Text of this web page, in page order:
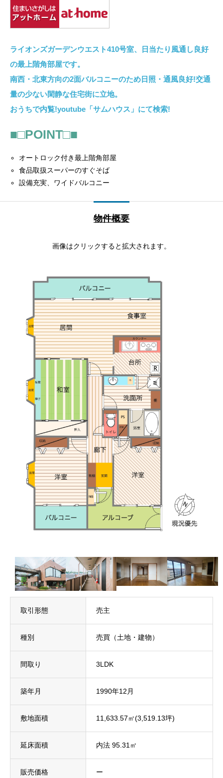
ライオンズガーデンウエスト410号室、日当たり風通し良好
の最上階角部屋です。
南西・北東方向の2面バルコニーのため日照・通風良好!交通
量の少ない閑静な住宅街に立地。
おうちで内覧!youtube「サムハウス」にて検索!
■□POINT□■
オートロック付き最上階角部屋
食品取扱スーパーのすぐそば
設備充実、ワイドバルコニー
物件概要
画像はクリックすると拡大されます。
取引形態 売主
種別 売買（土地・建物）
間取り 3LDK
築年月 1990年12月
敷地面積 11,633.57㎡(3,519.13坪)
延床面積 内法 95.31㎡
販売価格 ー